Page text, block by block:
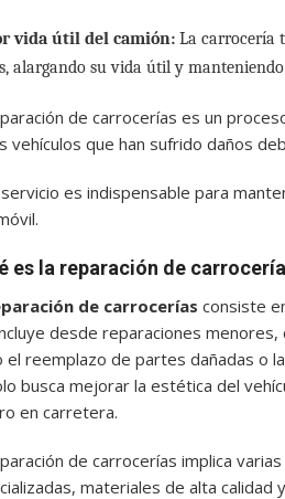
vida útil del camión: La carrocería
alargando su vida útil y
de carrocerías es un
vehículos que han sufrido daños
es indispensable para
es la reparación de
de carrocerías consiste
desde reparaciones menores,
el reemplazo de partes dañadas o
busca mejorar la estética del
en carretera.
de carrocerías implica
materiales de alta calidad